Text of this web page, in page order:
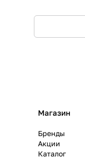
Магазин
Бренды
Акции
Каталог